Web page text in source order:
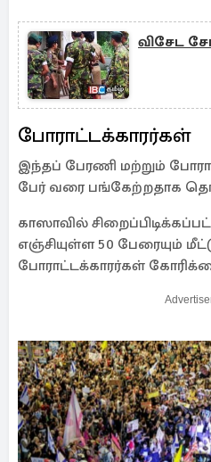
விசேட
போராட்டக்காரர்கள்
இந்தப் பேரணி மற்றும்
பேர் வரை பங்கேற்றதாக
காஸாவில்
எஞ்சியுள்ள 50 பேரையும்
போராட்டக்காரர்கள்